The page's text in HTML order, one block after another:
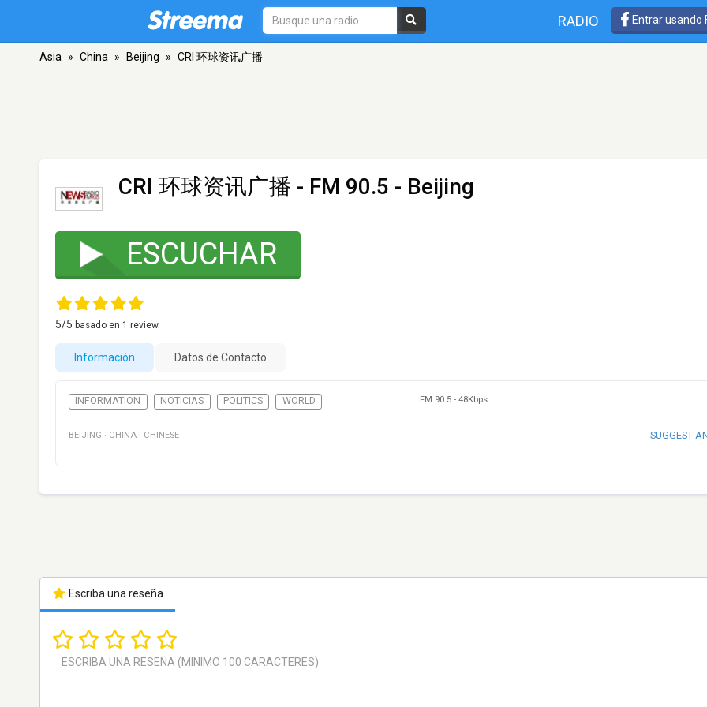
RADIO Entrar usando
Asia » China » Beijing » CRI 环球资讯广播
CRI 环球资讯广播 - FM 90.5 - Beijing
ESCUCHAR
5/5 basado en 1 review.
Información Datos de Contacto
INFORMATION NOTICIAS POLITICS WORLD FM 90.5 - 48Kbps
BEIJING · CHINA · CHINESE SUGGEST
Escriba una reseña